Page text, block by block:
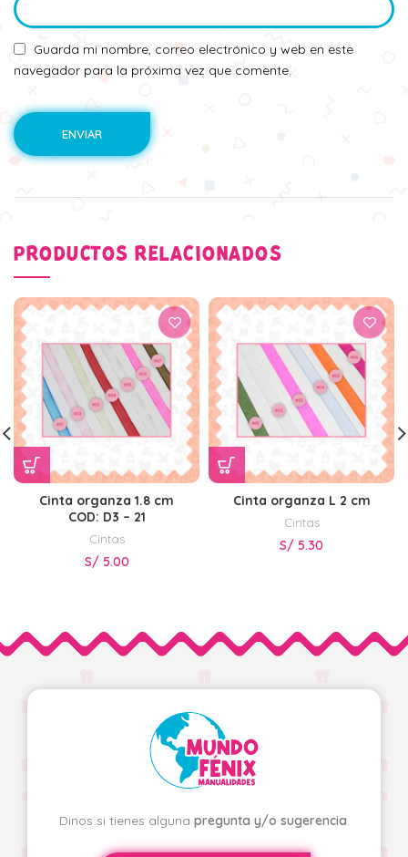
Guarda mi nombre, correo electrónico y web en este
navegador para la próxima vez que comente.
PRODUCTOS RELACIONADOS
Cinta organza 1.8 cm
COD: D3 – 21
Cintas
S/ 5.00
Cinta organza L 2 cm
Cintas
S/ 5.30
Dinos si tienes alguna pregunta y/o sugerencia.